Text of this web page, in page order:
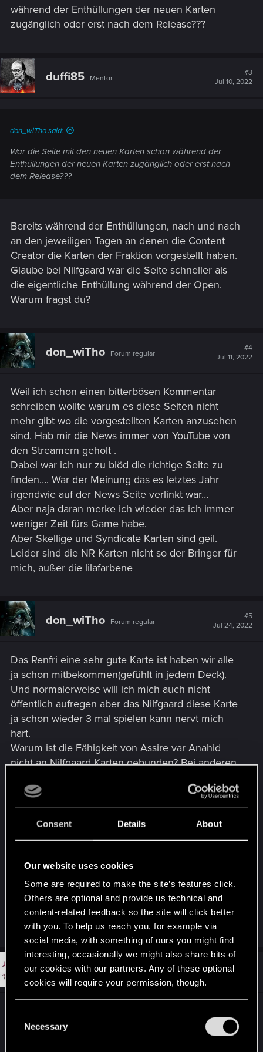
Consent Details About
Our website uses cookies
Some are required to make the site’s features click.
Others are optional and provide us technical and
content-related feedback so the site will click better
with you. To help us reach you, for example via
social media, with something of ours you might find
interesting, occasionally we might also share bits of
our cookies with our partners. Any of these optional
cookies will require your permission, though.
and tweak your preferences regarding them in the
Necessary
während der Enthüllungen der neuen Karten
zugänglich oder erst nach dem Release???
duffi85 Mentor
#3
Jul 10, 2022
don_wiTho said:
War die Seite mit den neuen Karten schon während der
Enthüllungen der neuen Karten zugänglich oder erst nach
dem Release???
Bereits während der Enthüllungen, nach und nach
an den jeweiligen Tagen an denen die Content
Creator die Karten der Fraktion vorgestellt haben.
Glaube bei Nilfgaard war die Seite schneller als
die eigentliche Enthüllung während der Open.
Warum fragst du?
don_wiTho Forum regular
#4
Jul 11, 2022
Weil ich schon einen bitterbösen Kommentar
schreiben wollte warum es diese Seiten nicht
mehr gibt wo die vorgestellten Karten anzusehen
sind. Hab mir die News immer von YouTube von
den Streamern geholt .
Dabei war ich nur zu blöd die richtige Seite zu
finden…. War der Meinung das es letztes Jahr
irgendwie auf der News Seite verlinkt war…
Aber naja daran merke ich wieder das ich immer
weniger Zeit fürs Game habe.
Aber Skellige und Syndicate Karten sind geil.
Leider sind die NR Karten nicht so der Bringer für
mich, außer die lilafarbene
don_wiTho Forum regular
#5
Jul 24, 2022
Das Renfri eine sehr gute Karte ist haben wir alle
ja schon mitbekommen(gefühlt in jedem Deck).
Und normalerweise will ich mich auch nicht
öffentlich aufregen aber das Nilfgaard diese Karte
ja schon wieder 3 mal spielen kann nervt mich
hart.
Warum ist die Fähigkeit von Assire var Anahid
nicht an Nilfgaard Karten gebunden? Bei anderen
schon 6 Punkte für 7 Provision…
(Übrigens stelle ich mir diese Frage schon seit
Doppel Maskarden Ball)
wird Assire sofort echt OP.
Bei NG ist vieles so dodgy find ich… scheiss
Fraktion
R
a
c
i
o
s
Django-Unlimited,Deichkroneandduffi85
Deichkrone Forum regular
einen nerv bekommen. Ich hab sie übrigens auch
schon 5x ausgespielt, mit Doppeltes Spiel, Renfri,